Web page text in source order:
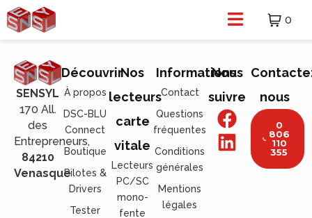
0
SENSYL
170 All.
des
Entrepreneurs,
84210
Venasque
Découvrir
À propos
DSC-BLU
Connect
Boutique
Pilotes &
Drivers
Tester
Nos
lecteurs
carte
vitale
Lecteurs
PC/SC
mono-
fente
Informations
Contact
Questions
fréquentes
Conditions
générales
Mentions
légales
Nous
suivre
nous
0
806
110
355